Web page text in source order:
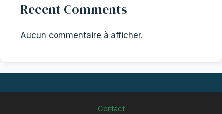
Recent Comments
Aucun commentaire à afficher.
Contact